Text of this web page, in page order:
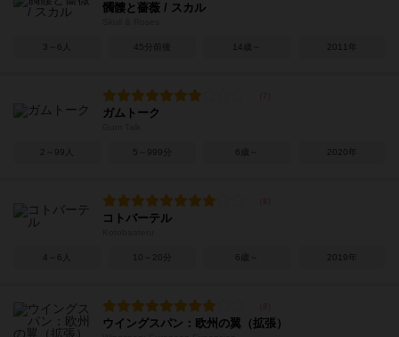
髑髏と薔薇 / スカル
3～6人 45分前後 14歳～ 2011年
ガムトーク
2～99人 5～999分 6歳～ 2020年
コトバーテル
4～6人 10～20分 6歳～ 2019年
ウイングスパン：欧州の翼（拡張）